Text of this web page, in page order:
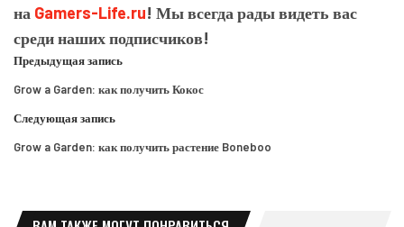
на Gamers-Life.ru! Мы всегда рады видеть вас
среди наших подписчиков!
Предыдущая запись
Grow a Garden: как получить Кокос
Следующая запись
Grow a Garden: как получить растение Boneboo